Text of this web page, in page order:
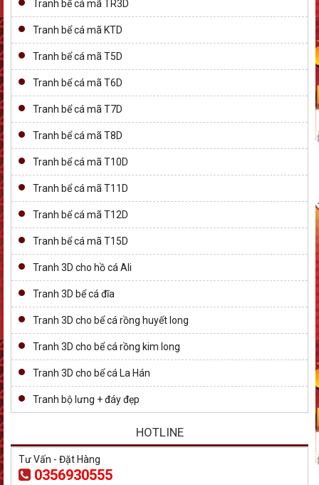
Tranh bể cá mã TR3D
Tranh bể cá mã KTD
Tranh bể cá mã T5D
Tranh bể cá mã T6D
Tranh bể cá mã T7D
Tranh bể cá mã T8D
Tranh bể cá mã T10D
Tranh bể cá mã T11D
Tranh bể cá mã T12D
Tranh bể cá mã T15D
Tranh 3D cho hồ cá Ali
Tranh 3D bể cá đĩa
Tranh 3D cho bể cá rồng huyết long
Tranh 3D cho bể cá rồng kim long
Tranh 3D cho bể cá La Hán
Tranh bộ lưng + đáy đẹp
HOTLINE
Tư Vấn - Đặt Hàng
0356930555